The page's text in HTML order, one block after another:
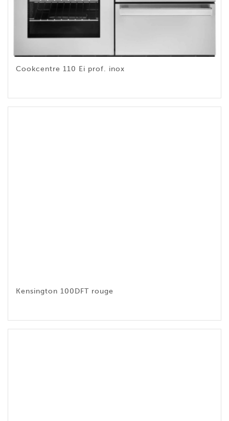
Cookcentre 110 Ei prof. inox
Kensington 100DFT rouge